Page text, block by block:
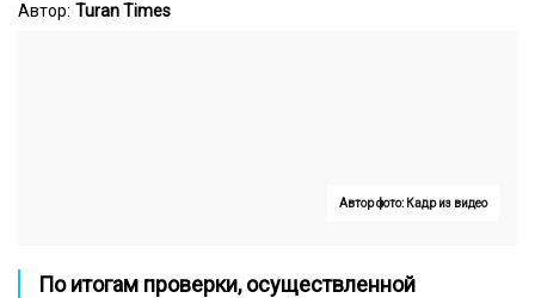
Автор: Turan Times
Автор фото: Кадр из видео
По итогам проверки, осуществленной